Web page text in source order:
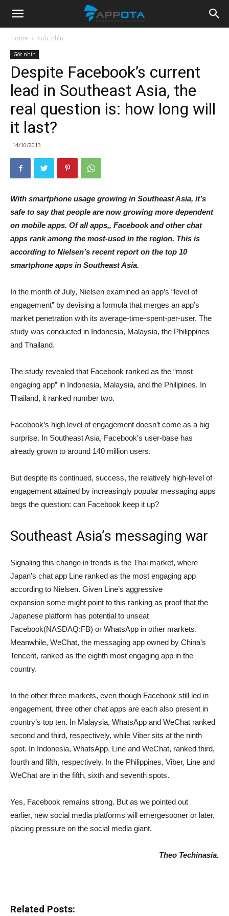
Appota
News
Home Góc nhìn
Góc nhìn
Despite Facebook’s current
lead in Southeast Asia, the
real question is: how long will
it last?
14/10/2013
With smartphone usage growing in Southeast Asia, it’s
safe to say that people are now growing more dependent
on mobile apps. Of all apps,, Facebook and other chat
apps rank among the most-used in the region. This is
according to Nielsen’s recent report on the top 10
smartphone apps in Southeast Asia.
In the month of July, Nielsen examined an app’s “level of
engagement” by devising a formula that merges an app’s
market penetration with its average-time-spent-per-user. The
study was conducted in Indonesia, Malaysia, the Philippines
and Thailand.
The study revealed that Facebook ranked as the “most
engaging app” in Indonesia, Malaysia, and the Philipines. In
Thailand, it ranked number two.
Facebook’s high level of engagement doesn’t come as a big
surprise. In Southeast Asia, Facebook’s user-base has
already grown to around 140 million users.
But despite its continued, success, the relatively high-level of
engagement attained by increasingly popular messaging apps
begs the question: can Facebook keep it up?
Southeast Asia’s messaging war
Signaling this change in trends is the Thai market, where
Japan’s chat app Line ranked as the most engaging app
according to Nielsen. Given Line’s aggressive
expansion some might point to this ranking as proof that the
Japanese platform has potential to unseat
Facebook(NASDAQ:FB) or WhatsApp in other markets.
Meanwhile, WeChat, the messaging app owned by China’s
Tencent, ranked as the eighth most engaging app in the
country.
In the other three markets, even though Facebook still led in
engagement, three other chat apps are each also present in
country’s top ten. In Malaysia, WhatsApp and WeChat ranked
second and third, respectively, while Viber sits at the ninth
spot. In Indonesia, WhatsApp, Line and WeChat, ranked third,
fourth and fifth, respectively. In the Philippines, Viber, Line and
WeChat are in the fifth, sixth and seventh spots.
Yes, Facebook remains strong. But as we pointed out
earlier, new social media platforms will emergesooner or later,
placing pressure on the social media giant.
Theo Techinasia.
Related Posts: